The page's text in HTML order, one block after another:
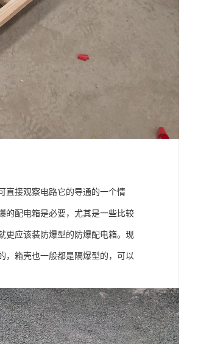
直接观察电路它的导通的一个情
的配电箱是必要，尤其是一些比较
更应该装防爆型的防爆配电箱。现
，箱壳也一般都是隔爆型的，可以